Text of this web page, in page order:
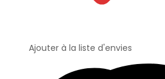
Ajouter à la liste d'envies